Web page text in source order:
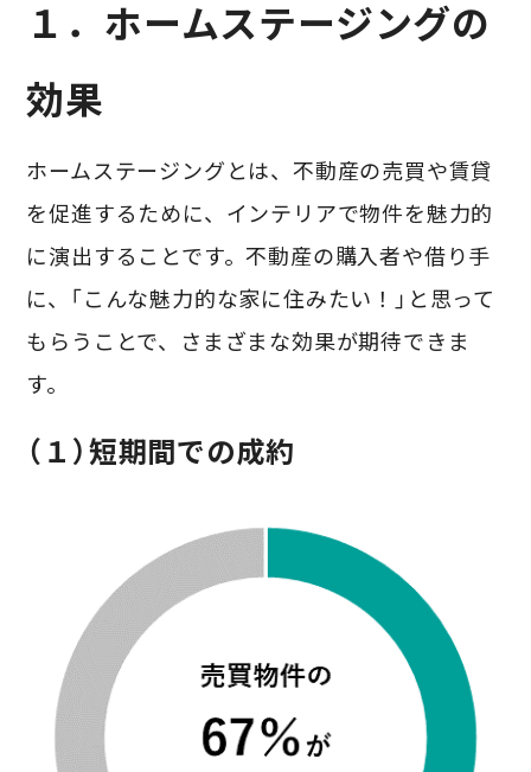
１．ホームステージングの
効果
ホームステージングとは、不動産の売買や賃貸
を促進するために、インテリアで物件を魅力的
に演出することです。不動産の購入者や借り手
に、「こんな魅力的な家に住みたい！」と思って
もらうことで、さまざまな効果が期待できま
す。
（１）短期間での成約